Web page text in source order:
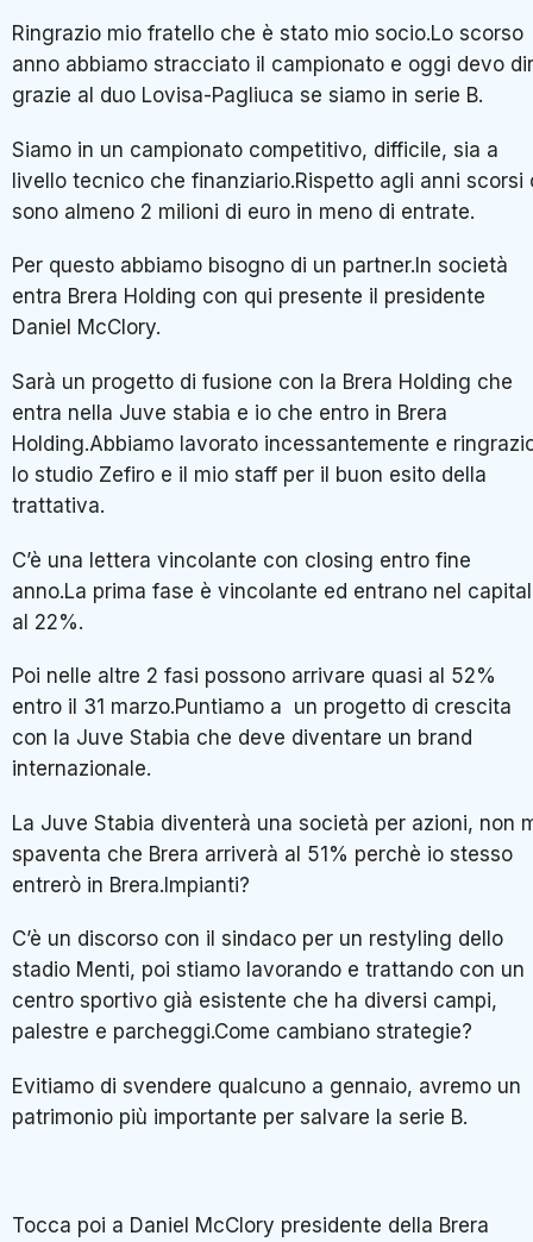
Ringrazio mio fratello che è stato mio socio.Lo scorso
anno abbiamo stracciato il campionato e oggi devo
grazie al duo Lovisa-Pagliuca se siamo in serie B.
Siamo in un campionato competitivo, difficile, sia a
livello tecnico che finanziario.Rispetto agli anni scorsi
sono almeno 2 milioni di euro in meno di entrate.
Per questo abbiamo bisogno di un partner.In società
entra Brera Holding con qui presente il presidente
Daniel McClory.
Sarà un progetto di fusione con la Brera Holding che
entra nella Juve stabia e io che entro in Brera
Holding.Abbiamo lavorato incessantemente e
lo studio Zefiro e il mio staff per il buon esito della
trattativa.
C’è una lettera vincolante con closing entro fine
anno.La prima fase è vincolante ed entrano nel
al 22%.
Poi nelle altre 2 fasi possono arrivare quasi al 52%
entro il 31 marzo.Puntiamo a un progetto di crescita
con la Juve Stabia che deve diventare un brand
internazionale.
La Juve Stabia diventerà una società per azioni, non
spaventa che Brera arriverà al 51% perchè io stesso
entrerò in Brera.Impianti?
C’è un discorso con il sindaco per un restyling dello
stadio Menti, poi stiamo lavorando e trattando con un
centro sportivo già esistente che ha diversi campi,
palestre e parcheggi.Come cambiano strategie?
Evitiamo di svendere qualcuno a gennaio, avremo un
patrimonio più importante per salvare la serie B.
Tocca poi a Daniel McClory presidente della Brera